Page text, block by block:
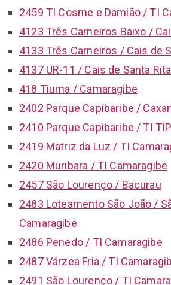
2459 TI Cosme e Damião / TI
4123 Três Carneiros Baixo /
4133 Três Carneiros / Cais de
4137 UR-11 / Cais de Santa Rita
418 Tiuma / Camaragibe
2402 Parque Capibaribe /
2410 Parque Capibaribe / TI TIP
2419 Matriz da Luz / TI
2420 Muribara / TI Camaragibe
2457 São Lourenço / Bacurau
2483 Loteamento São João /
Camaragibe
2486 Penedo / TI Camaragibe
2487 Várzea Fria / TI
2491 São Lourenço / TI